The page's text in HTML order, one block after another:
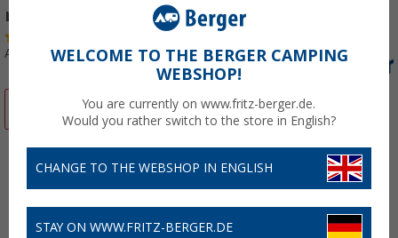
mit Dachantenne
Art.-Nr.: 267733WELCOME TO THE BERGER CAMPING
WEBSHOP!
You are currently on www.fritz-berger.de.
Would you rather switch to the store in English?
CHANGE TO THE WEBSHOP IN ENGLISH
STAY ON WWW.FRITZ-BERGER.DE